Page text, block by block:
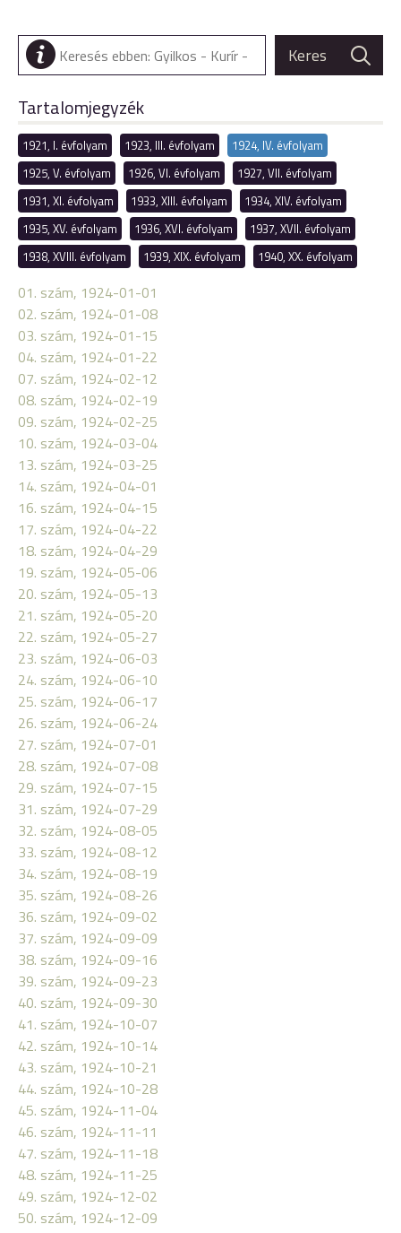
Tartalomjegyzék
1921, I. évfolyam 1923, III. évfolyam
1924, IV. évfolyam
1925, V. évfolyam
1926, VI. évfolyam
1927, VII. évfolyam
1931, XI. évfolyam
1933, XIII. évfolyam
1934, XIV. évfolyam
1935, XV. évfolyam
1936, XVI. évfolyam
1937, XVII. évfolyam
1938, XVIII. évfolyam
1939, XIX. évfolyam 1940, XX. évfolyam
01. szám, 1924-01-01
02. szám, 1924-01-08
03. szám, 1924-01-15
04. szám, 1924-01-22
07. szám, 1924-02-12
08. szám, 1924-02-19
09. szám, 1924-02-25
10. szám, 1924-03-04
13. szám, 1924-03-25
14. szám, 1924-04-01
16. szám, 1924-04-15
17. szám, 1924-04-22
18. szám, 1924-04-29
19. szám, 1924-05-06
20. szám, 1924-05-13
21. szám, 1924-05-20
22. szám, 1924-05-27
23. szám, 1924-06-03
24. szám, 1924-06-10
25. szám, 1924-06-17
26. szám, 1924-06-24
27. szám, 1924-07-01
28. szám, 1924-07-08
29. szám, 1924-07-15
31. szám, 1924-07-29
32. szám, 1924-08-05
33. szám, 1924-08-12
34. szám, 1924-08-19
35. szám, 1924-08-26
36. szám, 1924-09-02
37. szám, 1924-09-09
38. szám, 1924-09-16
39. szám, 1924-09-23
40. szám, 1924-09-30
41. szám, 1924-10-07
42. szám, 1924-10-14
43. szám, 1924-10-21
44. szám, 1924-10-28
45. szám, 1924-11-04
46. szám, 1924-11-11
47. szám, 1924-11-18
48. szám, 1924-11-25
49. szám, 1924-12-02
50. szám, 1924-12-09